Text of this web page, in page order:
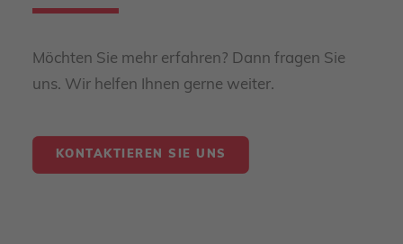
Möchten Sie mehr erfahren? Dann fragen Sie
uns. Wir helfen Ihnen gerne weiter.
KONTAKTIEREN SIE UNS